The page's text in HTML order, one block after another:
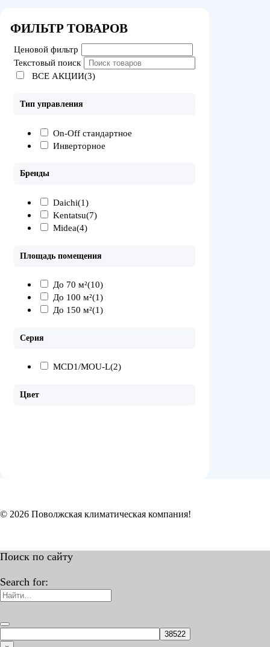
ФИЛЬТР ТОВАРОВ
Ценовой фильтр
Текстовый поиск
ВСЕ АКЦИИ(3)
Тип управления
On-Off стандартное
Инверторное
Бренды
Daichi(1)
Kentatsu(7)
Midea(4)
Площадь помещения
До 70 м²(10)
До 100 м²(1)
До 150 м²(1)
Серия
MCD1/MOU-L(2)
Цвет
© 2026 Поволжская климатическая компания!
Поиск по сайту
Search for: